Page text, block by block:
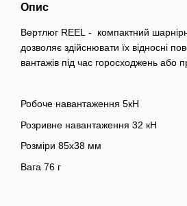
Опис
Вертлюг REEL - компактний
дозволяє здійснювати їх відносні
вантажів під час горосходжень або
Робоче навантаження 5кН
Розривне навантаження 32 кН
Розміри 85х38 мм
Вага 76 г